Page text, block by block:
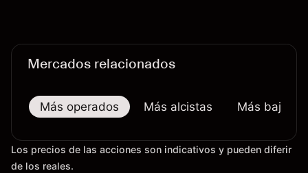
Mercados relacionados
Más operados Más alcistas Más bajistas
Los precios de las acciones son indicativos y pueden diferir
de los reales.